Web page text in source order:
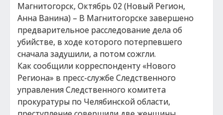
Магнитогорск, Октябрь 02 (Новый Регион,
Анна Ванина) – В Магнитогорске завершено
предварительное расследование дела об
убийстве, в ходе которого потерпевшего
сначала задушили, а потом сожгли.
Как сообщили корреспонденту «Нового
Региона» в пресс-службе Следственного
управления Следственного комитета
прокуратуры по Челябинской области,